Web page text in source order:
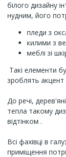
білого дизайну
нудним, його
пледи з
килими з
меблі зі
Такі елементи
зроблять акцент
До речі,
тепла такому
відтінком .
Всі фахівці в
приміщення